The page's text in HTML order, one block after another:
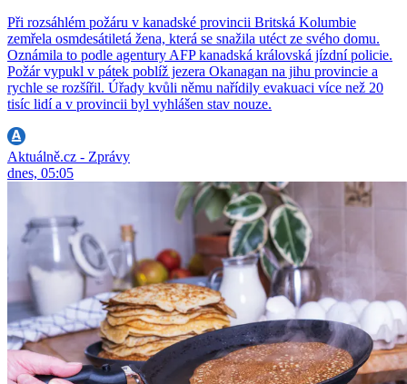
Při rozsáhlém požáru v kanadské provincii Britská Kolumbie
zemřela osmdesátiletá žena, která se snažila utéct ze svého domu.
Oznámila to podle agentury AFP kanadská královská jízdní policie.
Požár vypukl v pátek poblíž jezera Okanagan na jihu provincie a
rychle se rozšířil. Úřady kvůli němu nařídily evakuaci více než 20
tisíc lidí a v provincii byl vyhlášen stav nouze.
Aktuálně.cz - Zprávy
dnes, 05:05